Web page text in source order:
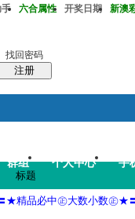
六合属性 开奖日期
新澳
找回密码
注册
群组 个人中心 手
帖子
总管 说：2026年7月底
标题
★精品必中㊣大数小数㊣★